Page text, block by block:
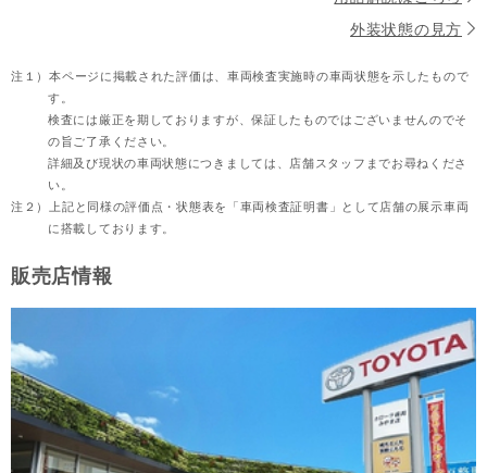
外装状態の見方
注１）本ページに掲載された評価は、車両検査実施時の車両状態を示したもので
す。
検査には厳正を期しておりますが、保証したものではございませんのでそ
の旨ご了承ください。
詳細及び現状の車両状態につきましては、店舗スタッフまでお尋ねくださ
い。
注２）
上記と同様の評価点・状態表を「車両検査証明書」として店舗の展示車両
に搭載しております。
販売店情報